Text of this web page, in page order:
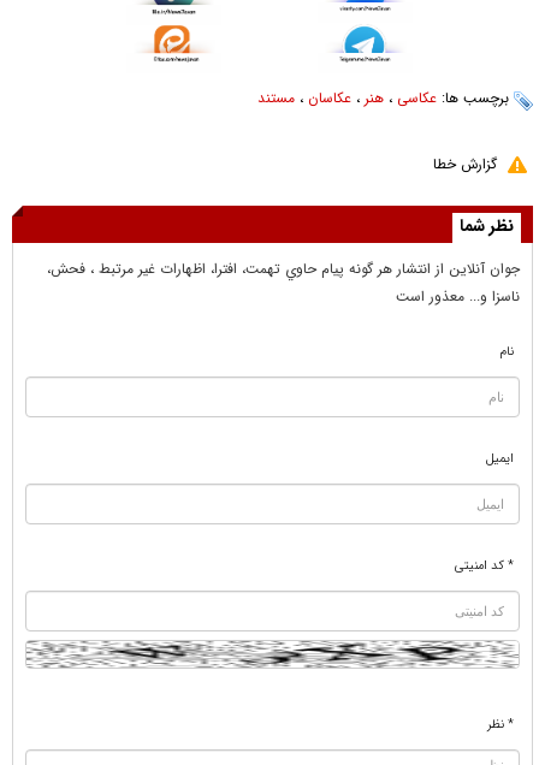
برچسب ها: عکاسی ، هنر ، عکاسان ، مستند
گزارش خطا
نظر شما
جوان آنلاين از انتشار هر گونه پيام حاوي تهمت، افترا، اظهارات غير مرتبط ، فحش،
ناسزا و... معذور است
نام
ایمیل
* کد امنیتی
* نظر